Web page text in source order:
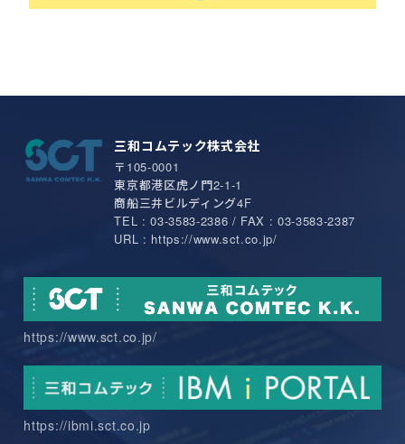
三和コムテック株式会社
〒105-0001
東京都港区虎ノ門2-1-1
商船三井ビルディング4F
TEL : 03-3583-2386 / FAX : 03-3583-2387
URL : https://www.sct.co.jp/
https://www.sct.co.jp/
https://ibmi.sct.co.jp